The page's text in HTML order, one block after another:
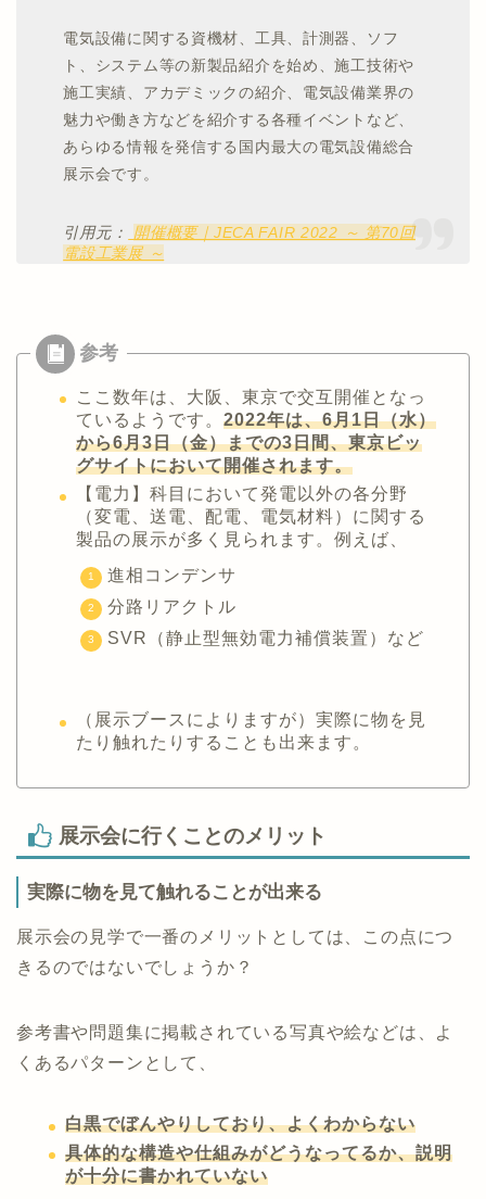
電気設備に関する資機材、工具、計測器、ソフ
ト、システム等の新製品紹介を始め、施工技術や
施工実績、アカデミックの紹介、電気設備業界の
魅力や働き方などを紹介する各種イベントなど、
あらゆる情報を発信する国内最大の電気設備総合
展示会です。
引用元：
開催概要｜JECA FAIR 2022 ～ 第70回
電設工業展 ～
ここ数年は、大阪、東京で交互開催となっ
ているようです。 2022年は、6月1日（水）
から6月3日（金）までの3日間、東京ビッ
グサイトにおいて開催されます。
【電力】科目において発電以外の各分野
（変電、送電、配電、電気材料）に関する
製品の展示が多く見られます。例えば、
進相コンデンサ
分路リアクトル
SVR（静止型無効電力補償装置）など
（展示ブースによりますが）実際に物を見
たり触れたりすることも出来ます。
展示会に行くことのメリット
実際に物を見て触れることが出来る
展示会の見学で一番のメリットとしては、この点につ
きるのではないでしょうか？
参考書や問題集に掲載されている写真や絵などは、よ
くあるパターンとして、
白黒でぼんやりしており、よくわからない
具体的な構造や仕組みがどうなってるか、説明
が十分に書かれていない